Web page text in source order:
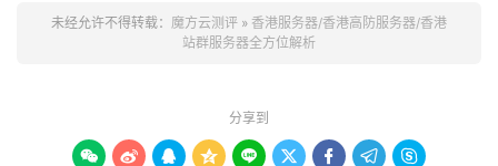
CPU Intel Xeon E3-1230 Intel Xeon E5-
240GB SSD 512GB SSD +
未经允许不得转载： 魔方云测评 » 香港服务器/香港高防服务器/香港
站群服务器全方位解析
分享到
        